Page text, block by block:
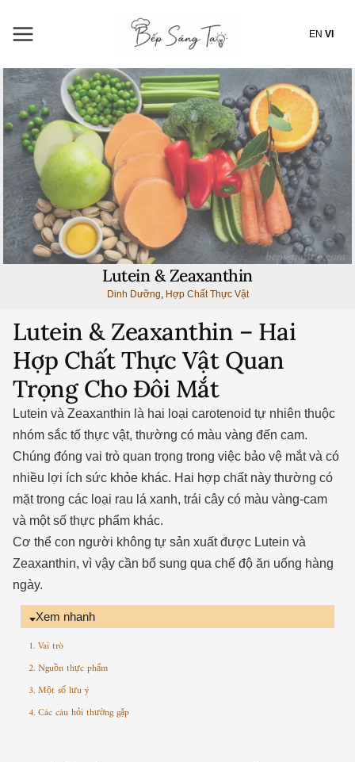
EN VI
Lutein & Zeaxanthin
Dinh Dưỡng, Hợp Chất Thực Vật
Lutein & Zeaxanthin – Hai
Hợp Chất Thực Vật Quan
Trọng Cho Đôi Mắt
Lutein và Zeaxanthin là hai loại carotenoid tự nhiên thuộc
nhóm sắc tố thực vật, thường có màu vàng đến cam.
Chúng đóng vai trò quan trọng trong việc bảo vệ mắt và có
nhiều lợi ích sức khỏe khác. Hai hợp chất này thường có
mặt trong các loại rau lá xanh, trái cây có màu vàng-cam
và một số thực phẩm khác.
Cơ thể con người không tự sản xuất được Lutein và
Zeaxanthin, vì vậy cần bổ sung qua chế độ ăn uống hàng
ngày.
Xem nhanh
1. Vai trò
2. Nguồn thực phẩm
3. Một số lưu ý
4. Các câu hỏi thường gặp